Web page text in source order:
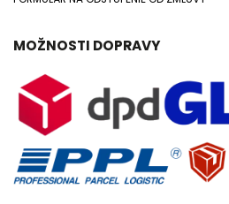
MOŽNOSTI DOPRAVY